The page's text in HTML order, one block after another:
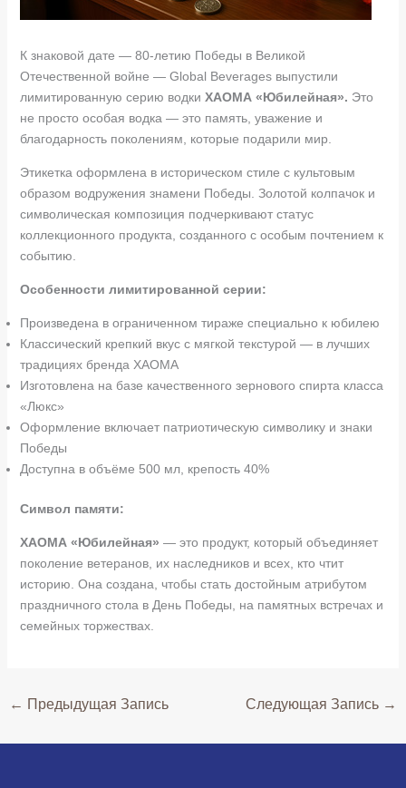
К знаковой дате — 80-летию Победы в Великой
Отечественной войне — Global Beverages выпустили
лимитированную серию водки ХАОМА «Юбилейная». Это
не просто особая водка — это память, уважение и
благодарность поколениям, которые подарили мир.
Этикетка оформлена в историческом стиле с культовым
образом водружения знамени Победы. Золотой колпачок и
символическая композиция подчеркивают статус
коллекционного продукта, созданного с особым почтением к
событию.
Особенности лимитированной серии:
Произведена в ограниченном тираже специально к юбилею
Классический крепкий вкус с мягкой текстурой — в лучших
традициях бренда ХАОМА
Изготовлена на базе качественного зернового спирта класса
«Люкс»
Оформление включает патриотическую символику и знаки
Победы
Доступна в объёме 500 мл, крепость 40%
Символ памяти:
ХАОМА «Юбилейная» — это продукт, который объединяет
поколение ветеранов, их наследников и всех, кто чтит
историю. Она создана, чтобы стать достойным атрибутом
праздничного стола в День Победы, на памятных встречах и
семейных торжествах.
← Предыдущая Запись Следующая Запись →